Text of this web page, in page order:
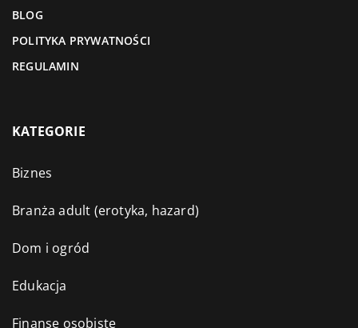
BLOG
POLITYKA PRYWATNOŚCI
REGULAMIN
KATEGORIE
Biznes
Branża adult (erotyka, hazard)
Dom i ogród
Edukacja
Finanse osobiste